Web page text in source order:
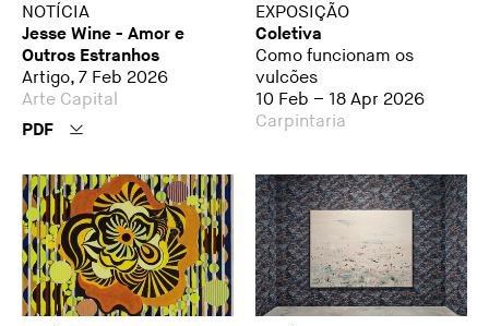
NOTÍCIA
Jesse Wine - Amor e
Outros Estranhos
Artigo, 7 Feb 2026
Arte Capital
PDF
EXPOSIÇÃO
Coletiva
Como funcionam os
vulcões
10 Feb – 18 Apr 2026
Carpintaria